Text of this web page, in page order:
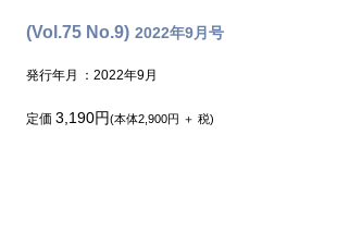
(Vol.75 No.9) 2022年9月号
発行年月 ：2022年9月
定価 3,190円(本体2,900円 ＋ 税)